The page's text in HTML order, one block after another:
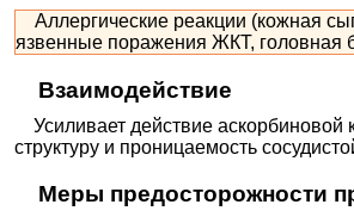
Аллергические реакции (кожная
язвенные поражения ЖКТ, головная
Взаимодействие
Усиливает действие аскорбиновой
структуру и проницаемость
Меры предосторожности